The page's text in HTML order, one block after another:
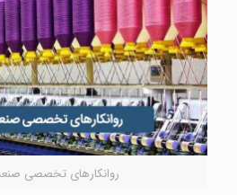
روانکارهای تخصصی